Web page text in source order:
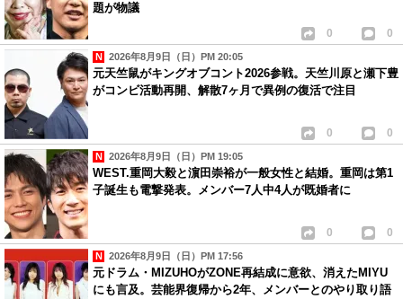
題が物議
0 0
2026年8月9日（日）PM 20:05
元天竺鼠がキングオブコント2026参戦。天竺川原と瀬下豊
がコンビ活動再開、解散7ヶ月で異例の復活で注目
0 0
2026年8月9日（日）PM 19:05
WEST.重岡大毅と濵田崇裕が一般女性と結婚。重岡は第1
子誕生も電撃発表。メンバー7人中4人が既婚者に
0 0
2026年8月9日（日）PM 17:56
元ドラム・MIZUHOがZONE再結成に意欲、消えたMIYU
にも言及。芸能界復帰から2年、メンバーとのやり取り語